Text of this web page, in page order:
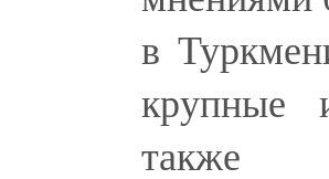
в
крупные
также